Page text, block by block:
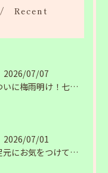
Recent
2026/07/07
ついに梅雨明け！七夕の夜に願う安心の住まいと、夏の塗装・雨漏り対策
2026/07/01
足元にお気をつけて。梅雨の季節を安全・快適に乗り切るコツ